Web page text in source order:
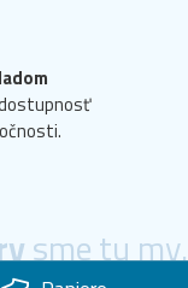
sme tu my.